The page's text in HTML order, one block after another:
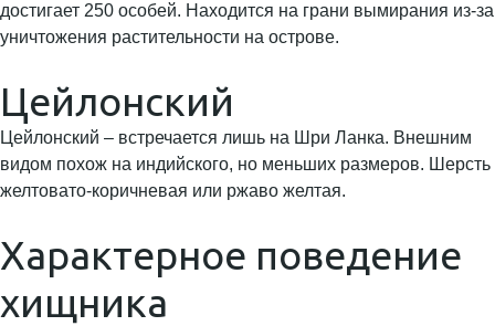
достигает 250 особей. Находится на грани вымирания из-за
уничтожения растительности на острове.
Цейлонский
Цейлонский – встречается лишь на Шри Ланка. Внешним
видом похож на индийского, но меньших размеров. Шерсть
желтовато-коричневая или ржаво желтая.
Характерное поведение
хищника